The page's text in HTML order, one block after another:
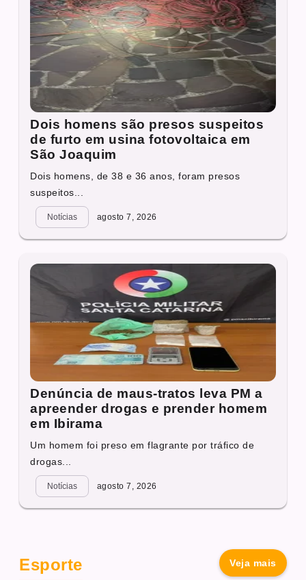
Dois homens são presos suspeitos
de furto em usina fotovoltaica em
São Joaquim
Dois homens, de 38 e 36 anos, foram presos
suspeitos...
Notícias agosto 7, 2026
Denúncia de maus-tratos leva PM a
apreender drogas e prender homem
em Ibirama
Um homem foi preso em flagrante por tráfico de
drogas...
Notícias agosto 7, 2026
Esporte Veja mais